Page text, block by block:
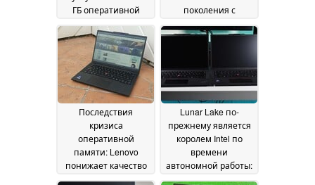
ГБ оперативной
OLED-дисплеем
яркостью 1 500 нит
21 June 2026
поколения с
17
June 2026
Последствия
кризиса
оперативной
памяти: Lenovo
понижает качество
Lunar Lake по-
прежнему является
королем Intel по
времени
автономной работы: